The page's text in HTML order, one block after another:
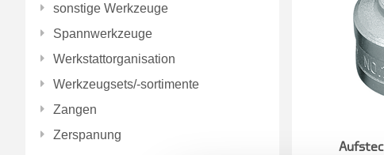
sonstige Werkzeuge
Spannwerkzeuge
Werkstattorganisation
Werkzeugsets/-sortimente
Zangen
Zerspanung